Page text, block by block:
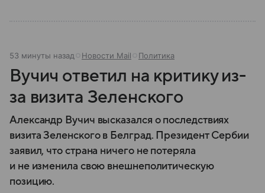
53 минуты назад Новости Mail Политика
Вучич ответил на критику из-
за визита Зеленского
Александр Вучич высказался о последствиях
визита Зеленского в Белград. Президент Сербии
заявил, что страна ничего не потеряла
и не изменила свою внешнеполитическую
позицию.